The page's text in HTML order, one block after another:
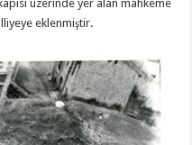
üzerinde yer alan mahkeme
eklenmiştir.